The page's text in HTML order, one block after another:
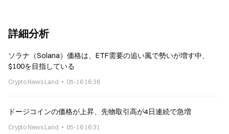
詳細分析
ソラナ（Solana）価格は、ETF需要の追い風で勢いが増す中、
$100を目指している
Crypto News Land 05-16 16:36
ドージコインの価格が上昇、先物取引高が4日連続で急増
Crypto News Land 05-16 16:31